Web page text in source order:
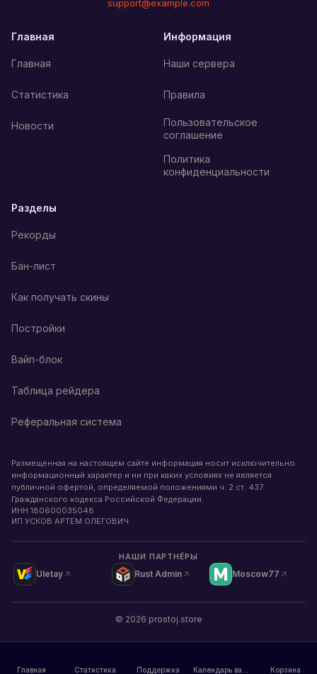
support@example.com
Главная
Главная
Статистика
Новости
Информация
Наши сервера
Правила
Пользовательское
соглашение
Политика
конфиденциальности
Разделы
Рекорды
Бан-лист
Как получать скины
Постройки
Вайп-блок
Таблица рейдера
Реферальная система
Размещенная на настоящем сайте информация носит исключительно
информационный характер и ни при каких условиях не является
публичной офертой, определяемой положениями ч. 2 ст. 437
Гражданского кодекса Российской Федерации.
ИНН 180600035048
ИП УСКОВ АРТЕМ ОЛЕГОВИЧ
НАШИ ПАРТНЁРЫ
Uletay Rust Admin Moscow77
© 2026 prostoj.store
Главная Статистика Поддержка Корзина